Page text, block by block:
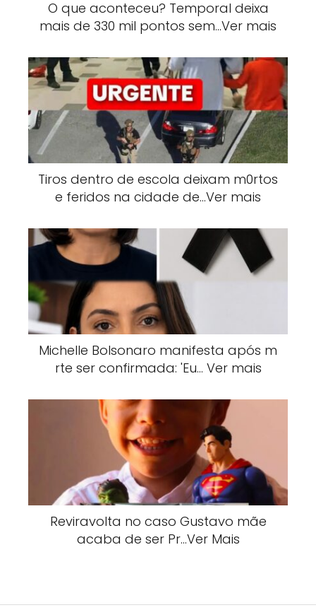
O que aconteceu? Temporal deixa
mais de 330 mil pontos sem…Ver mais
Tiros dentro de escola deixam m0rtos
e feridos na cidade de…Ver mais
Michelle Bolsonaro manifesta após m
rte ser confirmada: 'Eu… Ver mais
Reviravolta no caso Gustavo mãe
acaba de ser Pr…Ver Mais